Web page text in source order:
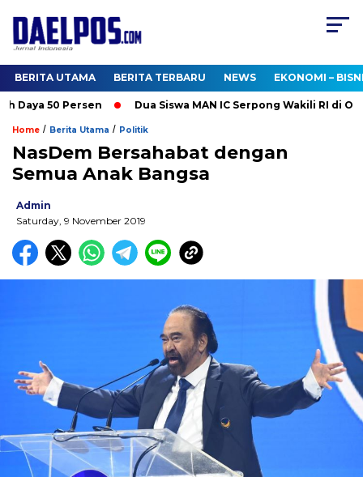
BERITA UTAMA BERITA TERBARU NEWS EKONOMI –
50 Persen Dua Siswa MAN IC Serpong Wakili RI di
Home / Berita Utama / Politik
NasDem Bersahabat dengan
Semua Anak Bangsa
Admin
Saturday, 9 November 2019